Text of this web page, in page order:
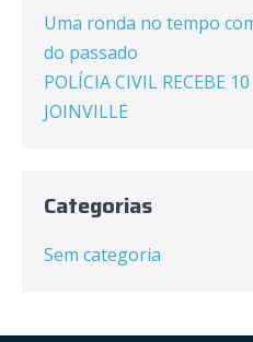
Uma ronda no tempo
do passado
POLÍCIA CIVIL RECEBE
JOINVILLE
Categorias
Sem categoria